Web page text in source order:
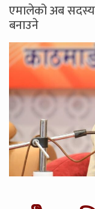
एमालेको अब
बनाउने